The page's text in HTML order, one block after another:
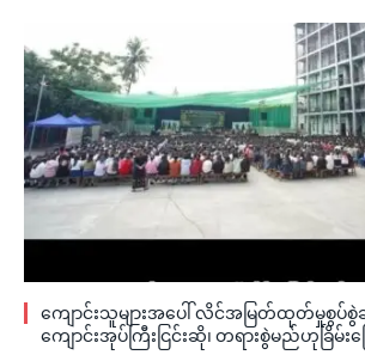
ကျောင်းသူများအပေါ် လိင်အမြတ်ထုတ်မှုစွပ်စွဲ
ကျောင်းအုပ်ကြီးငြင်းဆို၊ တရားစွဲမည်ဟုခြိမ်း